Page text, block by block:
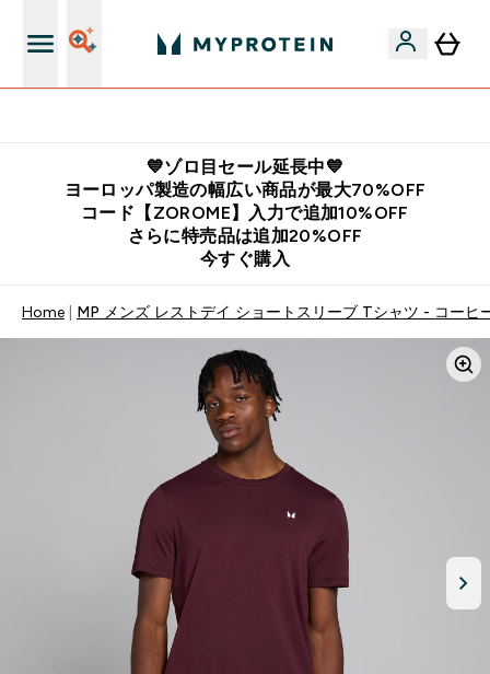
💙ゾロ目セール延長中💙
ヨーロッパ製造の幅広い商品が最大70%OFF
コード【ZOROME】入力で追加10%OFF
さらに特売品は追加20%OFF
今すぐ購入
Home MP メンズ レストデイ ショートスリーブ Tシャツ - コーヒ